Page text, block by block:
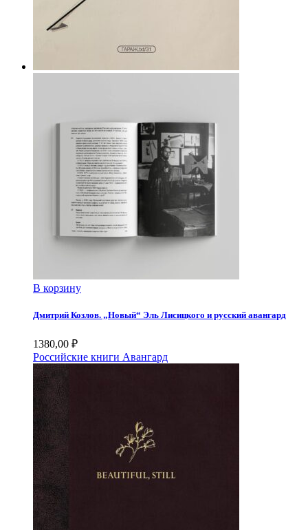
В корзину
Дмитрий Козлов. „Новый“ Эль Лисицкого и русский авангард
1380,00 ₽
Российские книги Авангард